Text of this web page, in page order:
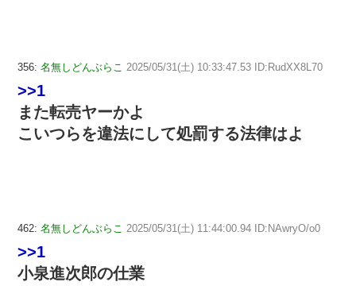
356: 名無しどんぶらこ 2025/05/31(土) 10:33:47.53 ID:RudXX8L70
>>1
また転売ヤーかよ
こいつらを違法にして処罰する法律はよ
462: 名無しどんぶらこ 2025/05/31(土) 11:44:00.94 ID:NAwryO/o0
>>1
小泉進次郎の仕業